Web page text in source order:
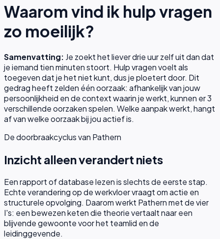
Waarom vind ik hulp vragen
zo moeilijk?
Samenvatting: Je zoekt het liever drie uur zelf uit dan dat
je iemand tien minuten stoort. Hulp vragen voelt als
toegeven dat je het niet kunt, dus je ploetert door. Dit
gedrag heeft zelden één oorzaak: afhankelijk van jouw
persoonlijkheid en de context waarin je werkt, kunnen er3
verschillende oorzaken spelen. Welke aanpak werkt, hangt
af van welke oorzaak bij jou actief is.
De doorbraakcyclus van Pathern
Inzicht alleen verandert niets
Een rapport of database lezen is slechts de eerste stap.
Echte verandering op de werkvloer vraagt om actie en
structurele opvolging. Daarom werkt Pathern met de vier
I's: een bewezen keten die theorie vertaalt naar een
blijvende gewoonte voor het teamlid en de
leidinggevende.